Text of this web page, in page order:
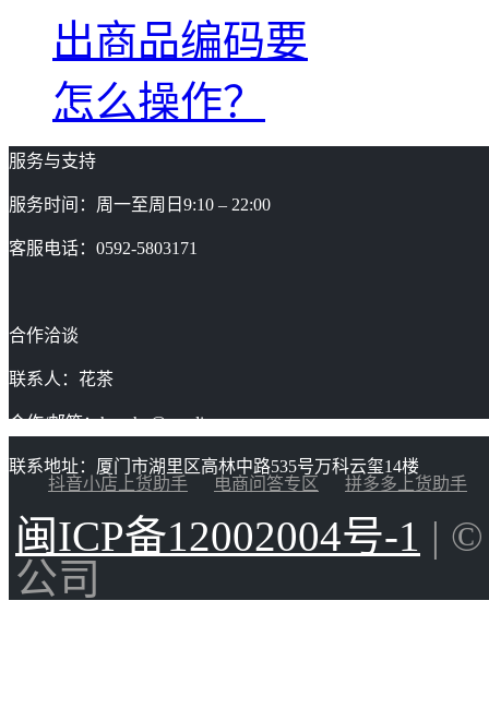
出商品编码要
怎么操作？
服务与支持
服务时间：周一至周日9:10 – 22:00
客服电话：0592-5803171
合作洽谈
联系人：花茶
合作/邮箱：huacha@gaoding.com
联系地址：厦门市湖里区高林中路535号万科云玺14楼
抖音小店上货助手
电商问答专区 拼多多上货助手
闽ICP备12002004号-1 |
公司